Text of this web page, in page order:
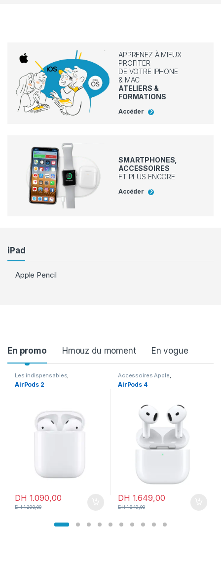
APPRENEZ À MIEUX
PROFITER
DE VOTRE IPHONE
& MAC
ATELIERS &
FORMATIONS
Accéder
SMARTPHONES,
ACCESSOIRES
ET PLUS ENCORE
Accéder
iPad
Apple Pencil
Product Carousel Tabs
En promo Hmouz du moment En vogue
Les indispensables,
Accessoires
Apple,Airpods
AirPods 2
DH 1.090,00
DH1.290,00
Accessoires Apple,
Accessoires
AirPods 4
DH 1.649,00
DH1.849,00